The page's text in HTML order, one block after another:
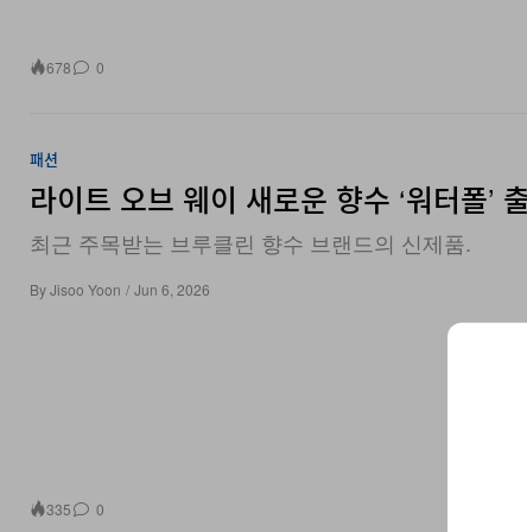
678 0
패션
라이트 오브 웨이 새로운 향수 ‘워터폴’
최근 주목받는 브루클린 향수 브랜드의 신제품.
ByJisoo Yoon / Jun 6, 2026
335 0